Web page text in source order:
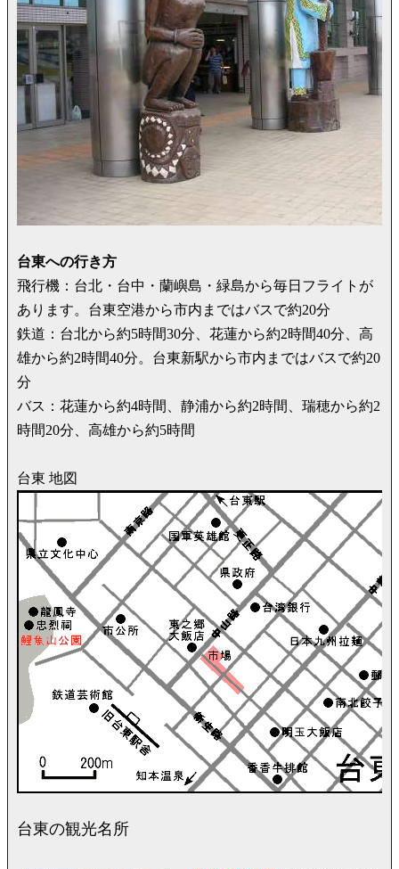
台東への行き方
飛行機：台北・台中・蘭嶼島・緑島から毎日フライトが
あります。台東空港から市内まではバスで約20分
鉄道：台北から約5時間30分、花蓮から約2時間40分、高
雄から約2時間40分。台東新駅から市内まではバスで約20
分
バス：花蓮から約4時間、静浦から約2時間、瑞穂から約2
時間20分、高雄から約5時間
台東 地図
台東の観光名所